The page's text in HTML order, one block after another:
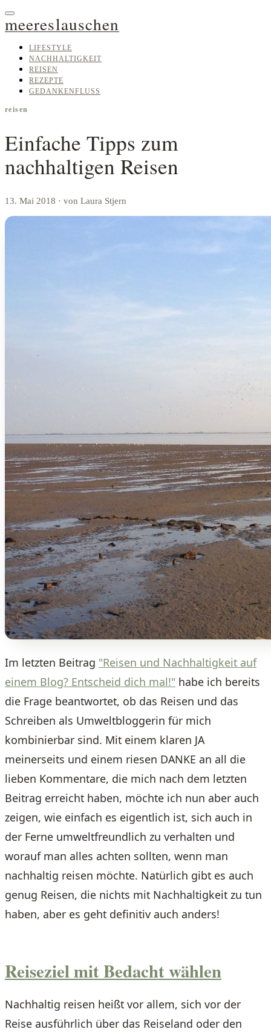
meereslauschen
LIFESTYLE
NACHHALTIGKEIT
REISEN
REZEPTE
GEDANKENFLUSS
reisen
Einfache Tipps zum
nachhaltigen Reisen
13. Mai 2018 · von Laura Stjern
Im letzten Beitrag "Reisen und Nachhaltigkeit auf
einem Blog? Entscheid dich mal!" habe ich bereits
die Frage beantwortet, ob das Reisen und das
Schreiben als Umweltbloggerin für mich
kombinierbar sind. Mit einem klaren JA
meinerseits und einem riesen DANKE an all die
lieben Kommentare, die mich nach dem letzten
Beitrag erreicht haben, möchte ich nun aber auch
zeigen, wie einfach es eigentlich ist, sich auch in
der Ferne umweltfreundlich zu verhalten und
worauf man alles achten sollten, wenn man
nachhaltig reisen möchte. Natürlich gibt es auch
genug Reisen, die nichts mit Nachhaltigkeit zu tun
haben, aber es geht definitiv auch anders!
Reiseziel mit Bedacht wählen
Nachhaltig reisen heißt vor allem, sich vor der
Reise ausführlich über das Reiseland oder den